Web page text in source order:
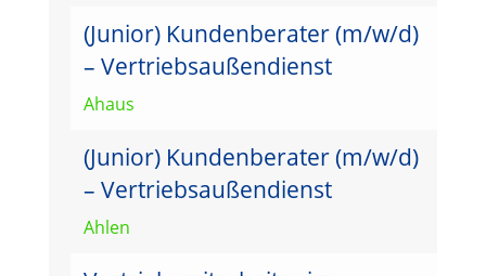
(Junior) Kundenberater (m/w/d)
– Vertriebsaußendienst
Ahaus
(Junior) Kundenberater (m/w/d)
– Vertriebsaußendienst
Ahlen